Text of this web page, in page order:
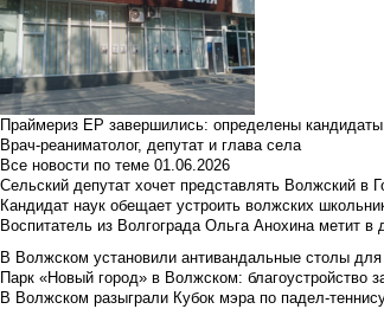
Праймериз ЕР завершились: определены
Врач-реаниматолог, депутат и глава села
Все новости по теме 01.06.2026
Сельский депутат хочет представлять Волжский в
Кандидат наук обещает устроить волжских
Воспитатель из Волгограда Ольга Анохина метит
В Волжском установили антивандальные столы
Парк «Новый город» в Волжском: благоустройство
В Волжском разыграли Кубок мэра по падел-